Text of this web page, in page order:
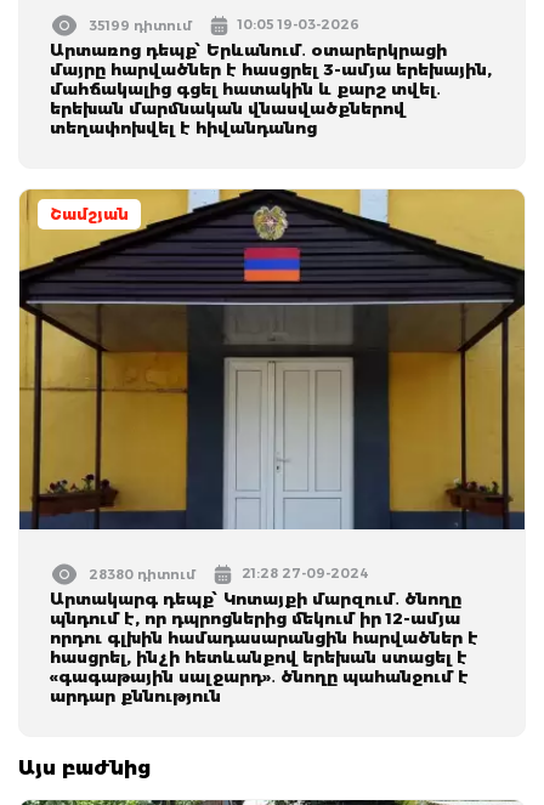
35199 դիտում 10:05 19-03-2026
Արտառոց դեպք՝ Երևանում․ օտարերկրացի
մայրը հարվածներ է հասցրել 3-ամյա երեխային,
մահճակալից գցել հատակին և քարշ տվել․
երեխան մարմնական վնասվածքներով
տեղափոխվել է հիվանդանոց
Շամշյան
28380 դիտում 21:28 27-09-2024
Արտակարգ դեպք՝ Կոտայքի մարզում․ ծնողը
պնդում է, որ դպրոցներից մեկում իր 12-ամյա
որդու գլխին համադասարանցին հարվածներ է
հասցրել, ինչի հետևանքով երեխան ստացել է
«գագաթային սալջարդ»․ ծնողը պահանջում է
արդար քննություն
Այս բաժնից